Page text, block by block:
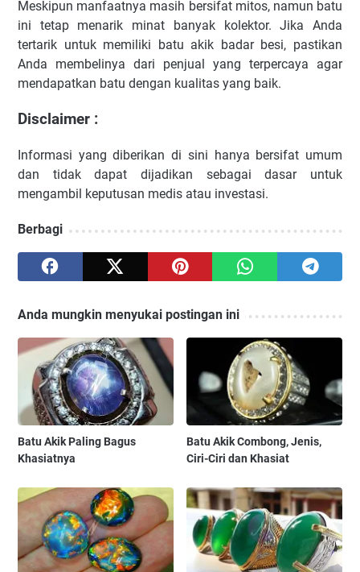
Meskipun manfaatnya masih bersifat mitos, namun batu
ini tetap menarik minat banyak kolektor. Jika Anda
tertarik untuk memiliki batu akik badar besi, pastikan
Anda membelinya dari penjual yang terpercaya agar
mendapatkan batu dengan kualitas yang baik.
Disclaimer :
Informasi yang diberikan di sini hanya bersifat umum
dan tidak dapat dijadikan sebagai dasar untuk
mengambil keputusan medis atau investasi.
Berbagi
Anda mungkin menyukai postingan ini
Batu Akik Paling Bagus
Khasiatnya
Batu Akik Combong, Jenis,
Ciri-Ciri dan Khasiat